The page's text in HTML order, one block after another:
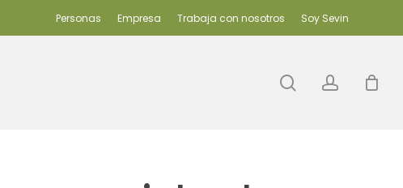
Personas Empresa Trabaja con nosotros Soy Sevin
search